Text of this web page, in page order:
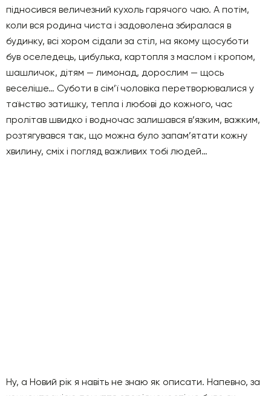
підносився величезний кухоль гарячого чаю. А потім,
коли вся родина чиста і задоволена збиралася в
будинку, всі хором сідали за стіл, на якому щосуботи
був оселедець, цибулька, картопля з маслом і кропом,
шашличок, дітям — лимонад, дорослим — щось
веселіше… Суботи в сім’ї чоловіка перетворювалися у
таїнство затишку, тепла і любові до кожного, час
пролітав швидко і водночас залишався в’язким, важким,
розтягувався так, що можна було запам’ятати кожну
хвилину, сміх і погляд важливих тобі людей…
Ну, а Новий рік я навіть не знаю як описати. Напевно, за